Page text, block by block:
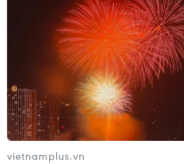
mới đối với hàng Trung
17/08/2019 00:27
Tổng thống Mỹ Donald Trump
10% đối với số hàng hóa còn lại
Trung Quốc kể từ ngày 1/9 tới.
vietnamplus.vn